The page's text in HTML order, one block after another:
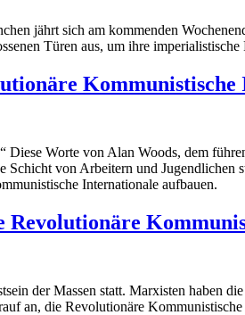
jährt sich am kommenden
Türen aus, um ihre
Diese Worte von Alan Woods, dem
von Arbeitern und Jugendlichen
Internationale aufbauen.
der Massen statt. Marxisten haben
an, die Revolutionäre